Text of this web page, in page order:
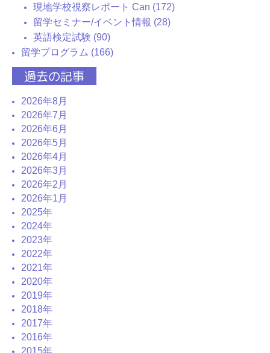
現地学校視察レポート Can (172)
留学セミナー/イベント情報 (28)
英語検定試験 (90)
留学プログラム (166)
過去の記事
2026年8月
2026年7月
2026年6月
2026年5月
2026年4月
2026年3月
2026年2月
2026年1月
2025年
2024年
2023年
2022年
2021年
2020年
2019年
2018年
2017年
2016年
2015年